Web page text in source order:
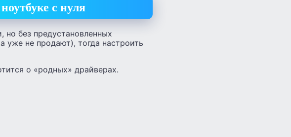
с нуля
без предустановленных
уже не продают), тогда настроить
о «родных» драйверах.